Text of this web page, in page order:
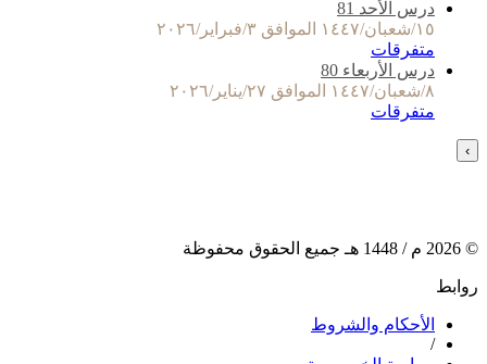
درس الأحد 81
١٥/شعبان/١٤٤٧ الموافق ٣/فبراير/٢٠٢٦
متفرقات
درس الأربعاء 80
٨/شعبان/١٤٤٧ الموافق ٢٧/يناير/٢٠٢٦
متفرقات
›
©
2026 م / 1448 هـ جميع الحقوق محفوظة
روابط
الأحكام والشروط
/